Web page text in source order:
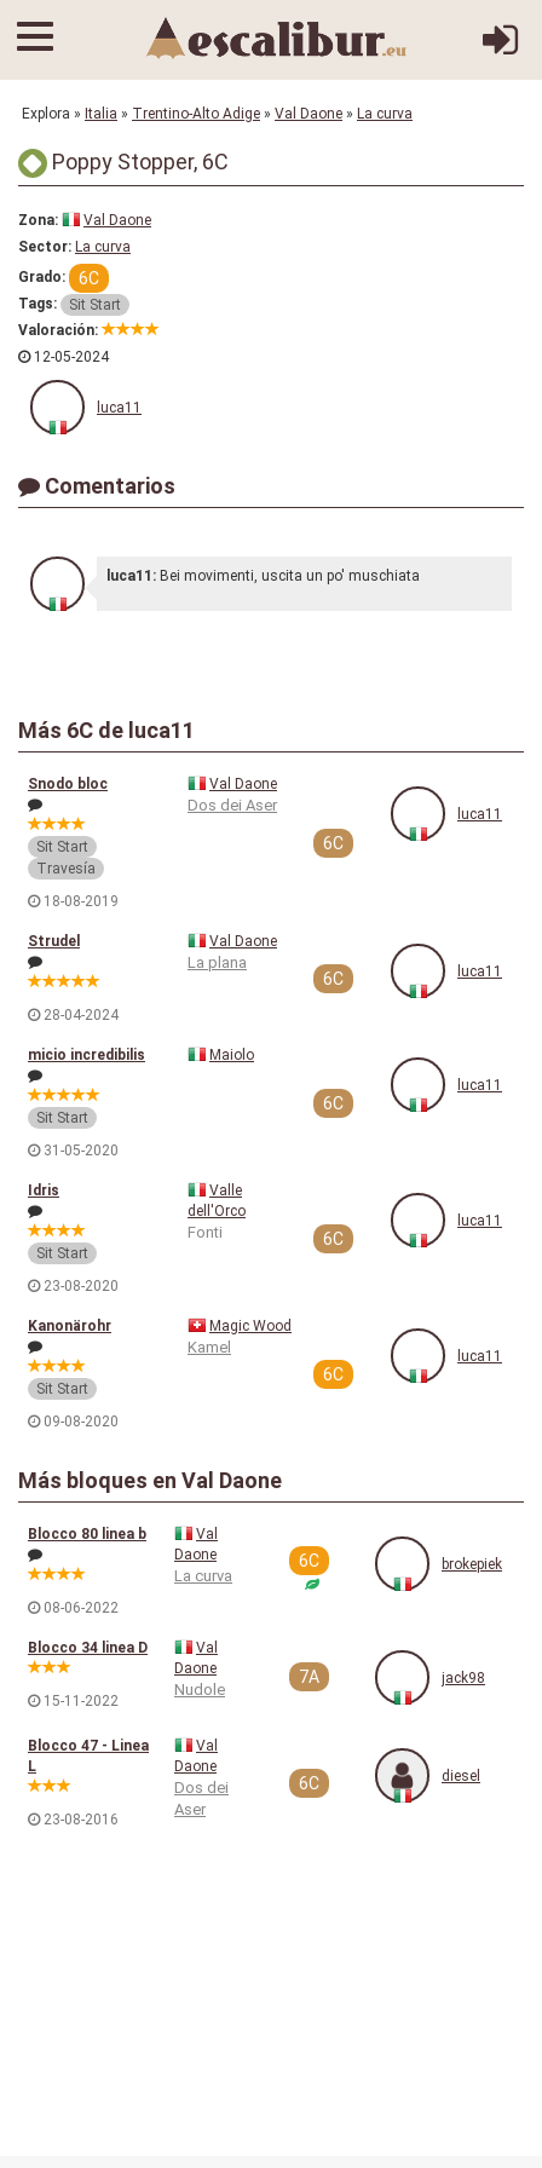
Explora » Italia » Trentino-Alto Adige » Val Daone » La curva
Poppy Stopper, 6C
Zona:
Val Daone
Sector: La curva
Grado:
6C
Tags:
Sit Start
Valoración:
12-05-2024
luca11
Comentarios
luca11: Bei movimenti, uscita un po' muschiata
Más 6C de luca11
Snodo bloc
Sit Start
Travesía
18-08-2019
Val Daone
Dos dei Aser
6C
luca11
Strudel
28-04-2024
Val Daone
La plana
6C luca11
micio incredibilis
Sit Start
31-05-2020
Maiolo
6C
luca11
Idris
Sit Start
23-08-2020
Valle
dell'Orco
Fonti 6C
luca11
Kanonärohr
Sit Start
09-08-2020
Magic Wood
Kamel
6C
luca11
Más bloques en Val Daone
Blocco 80 linea b
08-06-2022
Val
Daone
La curva
6C brokepiek
Blocco 34 linea D
15-11-2022
Val
Daone
Nudole
7A jack98
Blocco 47 - Linea
L
23-08-2016
Val
Daone
Dos dei
Aser
6C diesel